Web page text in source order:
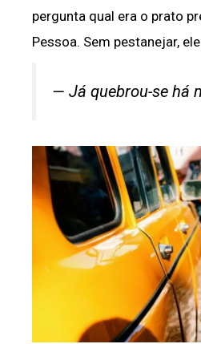
pergunta qual era o prato
Pessoa. Sem pestanejar,
— Já quebrou-se há